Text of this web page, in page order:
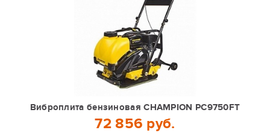
Виброплита бензиновая CHAMPION PC9750FT
72 856 руб.